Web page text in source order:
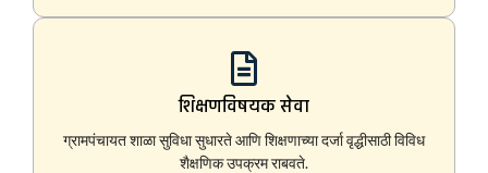
शिक्षणविषयक सेवा
ग्रामपंचायत शाळा सुविधा सुधारते आणि शिक्षणाच्या दर्जा वृद्धीसाठी विविध
शैक्षणिक उपक्रम राबवते.